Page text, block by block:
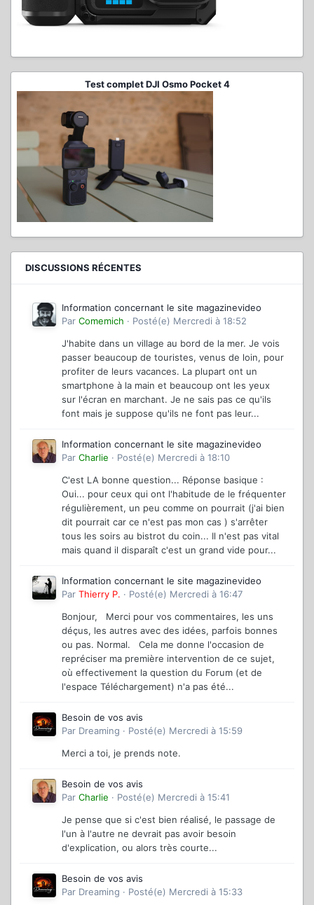
Test complet DJI Osmo Pocket 4
DISCUSSIONS RÉCENTES
Information concernant le site magazinevideo
Par Comemich · Posté(e) Mercredi à 18:52
J'habite dans un village au bord de la mer. Je vois
passer beaucoup de touristes, venus de loin, pour
profiter de leurs vacances. La plupart ont un
smartphone à la main et beaucoup ont les yeux
sur l'écran en marchant. Je ne sais pas ce qu'ils
font mais je suppose qu'ils ne font pas leur...
Information concernant le site magazinevideo
Par Charlie · Posté(e) Mercredi à 18:10
C'est LA bonne question... Réponse basique :
Oui... pour ceux qui ont l'habitude de le fréquenter
régulièrement, un peu comme on pourrait (j'ai bien
dit pourrait car ce n'est pas mon cas ) s'arrêter
tous les soirs au bistrot du coin... Il n'est pas vital
mais quand il disparaît c'est un grand vide pour...
Information concernant le site magazinevideo
Par Thierry P. · Posté(e) Mercredi à 16:47
Bonjour, Merci pour vos commentaires, les uns
déçus, les autres avec des idées, parfois bonnes
ou pas. Normal. Cela me donne l'occasion de
repréciser ma première intervention de ce sujet,
où effectivement la question du Forum (et de
l'espace Téléchargement) n'a pas été...
Besoin de vos avis
Par Dreaming · Posté(e) Mercredi à 15:59
Merci a toi, je prends note.
Besoin de vos avis
Par Charlie · Posté(e) Mercredi à 15:41
Je pense que si c'est bien réalisé, le passage de
l'un à l'autre ne devrait pas avoir besoin
d'explication, ou alors très courte...
Besoin de vos avis
Par Dreaming · Posté(e) Mercredi à 15:33